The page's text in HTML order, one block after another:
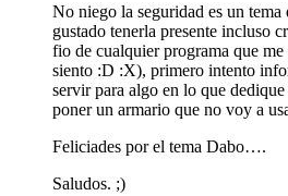
No niego la seguridad es un tema
gustado tenerla presente incluso
fio de cualquier programa que
siento :D :X), primero intento
servir para algo en lo que
poner un armario que no voy a
Feliciades por el tema Dabo….
Saludos. ;)